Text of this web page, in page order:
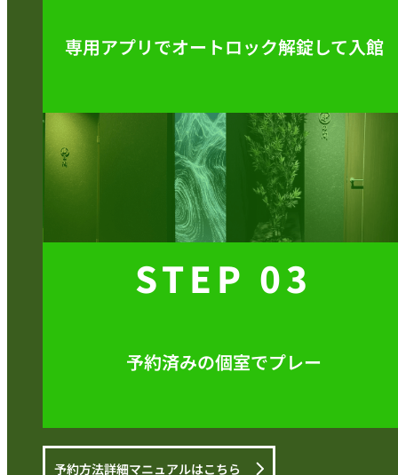
専用アプリでオートロック解錠して入館
STEP 03
予約済みの個室でプレー
予約方法詳細マニュアルはこちら